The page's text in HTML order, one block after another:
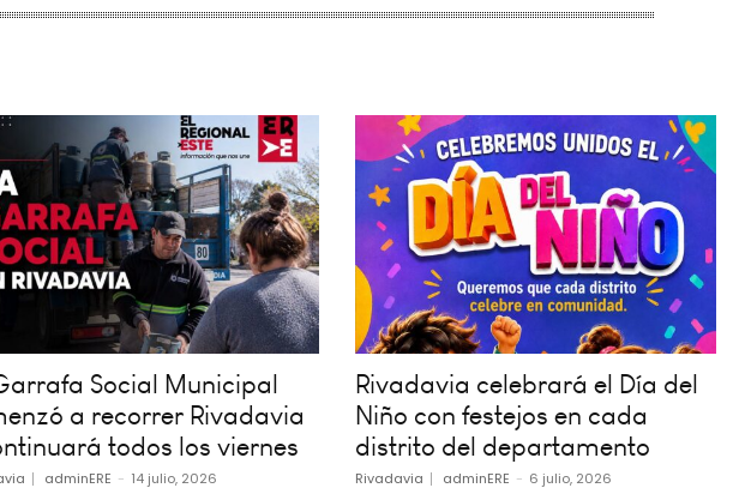
Social Municipal
a recorrer Rivadavia
todos los viernes
adminERE - 14 julio, 2026
Rivadavia celebrará el Día del
Niño con festejos en cada
distrito del departamento
Rivadavia adminERE - 6 julio, 2026